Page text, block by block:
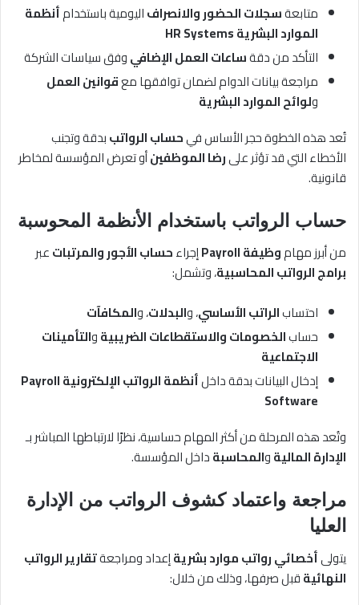
متابعةسجلات الحضور والانصرافاليومية باستخدامأنظمة
الموارد البشرية HR Systems
التأكد من دقةساعات العمل الإضافيوفق سياسات الشركة
مراجعة بيانات الدوام لضمان توافقها معقوانين العمل
ولوائح الموارد البشرية
تُعد هذه الخطوة حجر الأساس فيحساب الرواتببدقة وتجنب
الأخطاء التي قد تؤثر علىرضا الموظفينأو تعرض المؤسسة لمخاطر
قانونية.
حساب الرواتب باستخدام الأنظمة المحوسبة
من أبرز مهاموظيفة Payroll إجراءحساب الأجور والمرتباتعبر
برامج الرواتب المحاسبية، وتشمل:
احتسابالراتب الأساسي، والبدلات، والمكافآت
حسابالخصومات والاستقطاعات الضريبيةوالتأمينات
الاجتماعية
إدخال البيانات بدقة داخل
أنظمة الرواتب الإلكترونية Payroll
Software
وتُعد هذه المرحلة من أكثر المهام حساسية، نظرًا لارتباطها المباشر بـ
الإدارة الماليةوالمحاسبةداخل المؤسسة.
مراجعة واعتماد كشوف الرواتب من الإدارة
العليا
يتولىأخصائي رواتب موارد بشريةإعداد ومراجعةتقارير الرواتب
النهائيةقبل صرفها، وذلك من خلال: